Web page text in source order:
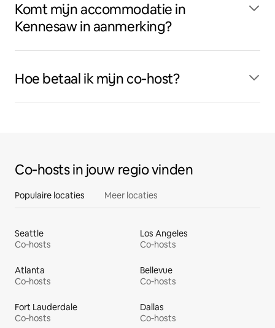
Komt mijn accommodatie in
Kennesaw in aanmerking?
Hoe betaal ik mijn co‑host?
Co‑hosts in jouw regio vinden
Populaire locaties Meer locaties
Seattle
Co‑hosts
Los Angeles
Co‑hosts
Atlanta
Co‑hosts
Bellevue
Co‑hosts
Fort Lauderdale
Co‑hosts
Dallas
Co‑hosts